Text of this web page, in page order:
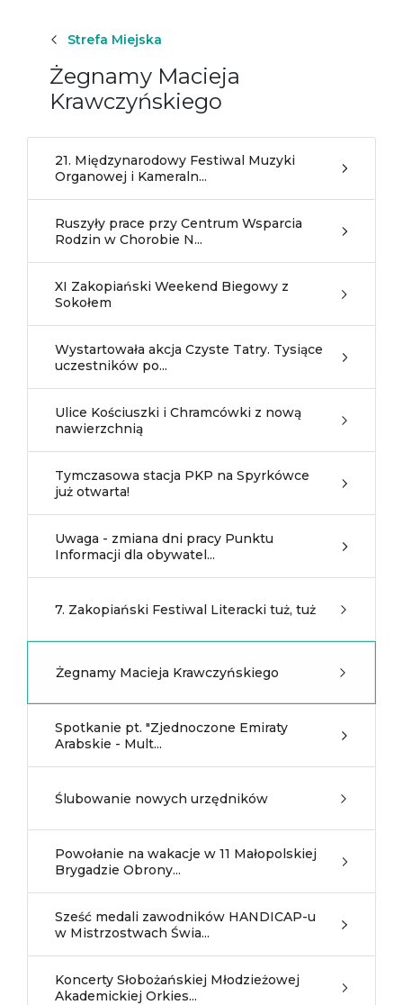
Strefa Miejska
Żegnamy Macieja
Krawczyńskiego
21. Międzynarodowy Festiwal Muzyki
Organowej i Kameraln...
Ruszyły prace przy Centrum Wsparcia
Rodzin w Chorobie N...
XI Zakopiański Weekend Biegowy z
Sokołem
Wystartowała akcja Czyste Tatry. Tysiące
uczestników po...
Ulice Kościuszki i Chramcówki z nową
nawierzchnią
Tymczasowa stacja PKP na Spyrkówce
już otwarta!
Uwaga - zmiana dni pracy Punktu
Informacji dla obywatel...
7. Zakopiański Festiwal Literacki tuż, tuż
Żegnamy Macieja Krawczyńskiego
Spotkanie pt. "Zjednoczone Emiraty
Arabskie - Mult...
Ślubowanie nowych urzędników
Powołanie na wakacje w 11 Małopolskiej
Brygadzie Obrony...
Sześć medali zawodników HANDICAP-u
w Mistrzostwach Świa...
Koncerty Słobożańskiej Młodzieżowej
Akademickiej Orkies...